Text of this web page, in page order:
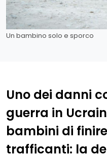
Un bambino solo e sporco
Uno dei danni
guerra in
bambini di
trafficanti: la